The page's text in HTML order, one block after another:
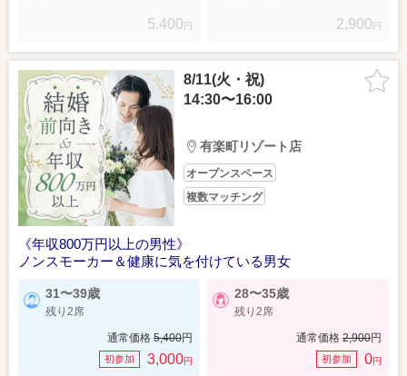
5,400 円 2,900 円
8/11(火・祝)
14:30〜16:00
有楽町リゾート店
オープンスペース
複数マッチング
《年収800万円以上の男性》
ノンスモーカー＆健康に気を付けている男女
31〜39歳
残り2席
通常価格 5,400円
初参加 3,000円
28〜35歳
残り2席
通常価格 2,900円
初参加 0円